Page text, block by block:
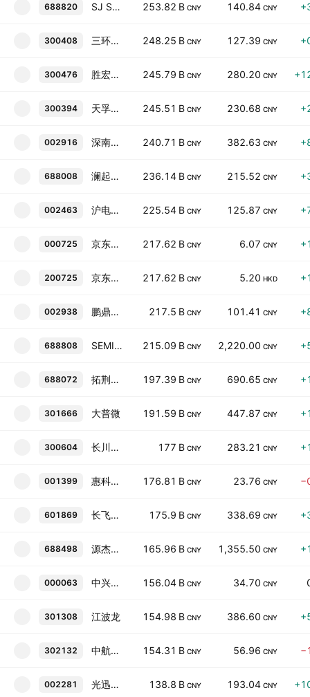
688820 SJ SEMICONDUCTOR CORPORATION 253.82 B CNY 140.84 CNY
300408 三环集团 248.25 B CNY 127.39 CNY
300476 胜宏科技 245.79 B CNY 280.20 CNY
300394 天孚通信 245.51 B CNY 230.68 CNY
002916 深南电路 240.71 B CNY 382.63 CNY
688008 澜起科技 236.14 B CNY 215.52 CNY
002463 沪电股份 225.54 B CNY 125.87 CNY
000725 京东方Ａ 217.62 B CNY 6.07 CNY
200725 京东方Ｂ 217.62 B CNY 5.20 HKD
002938 鹏鼎控股 217.5 B CNY 101.41 CNY
688808 SEMIGHT INSTRUMENTS CO LTD 215.09 B CNY 2,220.00 CNY
688072 拓荆科技 197.39 B CNY 690.65 CNY
301666 大普微 191.59 B CNY 447.87 CNY
300604 长川科技 177 B CNY 283.21 CNY
001399 惠科股份 176.81 B CNY 23.76 CNY
601869 长飞光纤 175.9 B CNY 338.69 CNY
688498 源杰科技 165.96 B CNY 1,355.50 CNY
000063 中兴通讯 156.04 B CNY 34.70 CNY
301308 江波龙 154.98 B CNY 386.60 CNY
302132 中航成飞 154.31 B CNY 56.96 CNY
002281 光迅科技 138.8 B CNY 193.04 CNY